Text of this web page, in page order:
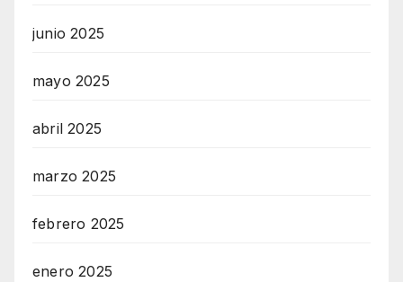
junio 2025
mayo 2025
abril 2025
marzo 2025
febrero 2025
enero 2025